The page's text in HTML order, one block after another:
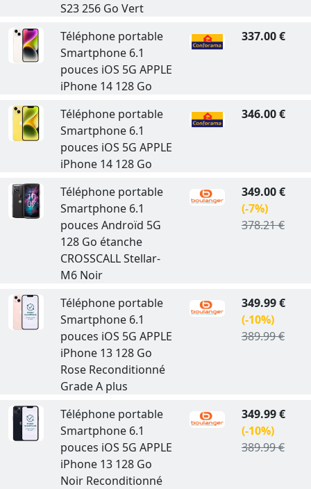
S23 256 Go Vert
Téléphone portable
Smartphone 6.1
pouces iOS 5G APPLE
iPhone 14 128 Go
337.00 €
Téléphone portable
Smartphone 6.1
pouces iOS 5G APPLE
iPhone 14 128 Go
346.00 €
Téléphone portable
Smartphone 6.1
pouces Androïd 5G
128 Go étanche
CROSSCALL Stellar-
M6 Noir
349.00 €
(-7%)
378.21 €
Téléphone portable
Smartphone 6.1
pouces iOS 5G APPLE
iPhone 13 128 Go
Rose Reconditionné
Grade A plus
349.99 €
(-10%)
389.99 €
Téléphone portable
Smartphone 6.1
pouces iOS 5G APPLE
iPhone 13 128 Go
Noir Reconditionné
349.99 €
(-10%)
389.99 €